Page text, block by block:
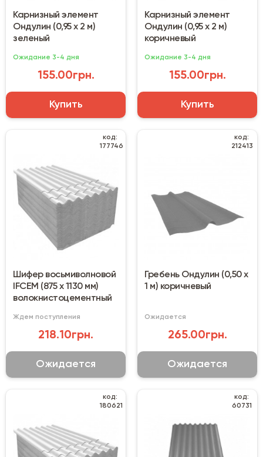
Карнизный элемент
Ондулин (0,95 х 2 м)
зеленый
Ожидание 3-4 дня
155.00грн.
Купить
Карнизный элемент
Ондулин (0,95 х 2 м)
коричневый
Ожидание 3-4 дня
155.00грн.
Купить
код:
177746
Шифер восьмиволновой
IFCEM (875 х 1130 мм)
волокнистоцементный
Ждем поступления
218.10грн.
Ожидается
код:
212413
Гребень Ондулин (0,50 х
1 м) коричневый
Ожидается
265.00грн.
Ожидается
код:
180621
код:
60731